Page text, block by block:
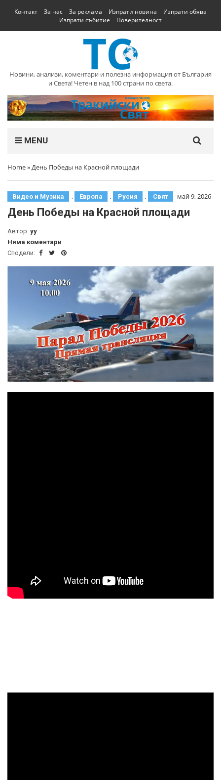
Контакт За нас За реклама Изпрати новина
Изпрати обява
Изпрати събитие
Поверителност
Новини, анализи, коментари и полезна информация от България
и Света! Четен в над 100 страни по света.
MENU
Home»День Победы на Красной площади
Видео и Музика , Европа , Русия , Свят май 9, 2026
День Победы на Красной площади
Автор: yy
Няма коментари
Сподели: